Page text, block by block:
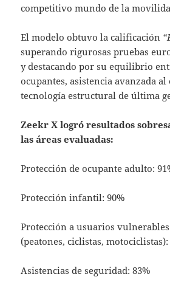
competitivo mundo de la
El modelo obtuvo la calificación
superando rigurosas pruebas
y destacando por su equilibrio
ocupantes, asistencia avanzada
tecnología estructural de última
Zeekr X logró resultados
las áreas evaluadas:
Protección de ocupante adulto:
Protección infantil: 90%
Protección a usuarios
(peatones, ciclistas, motociclistas):
Asistencias de seguridad: 83%